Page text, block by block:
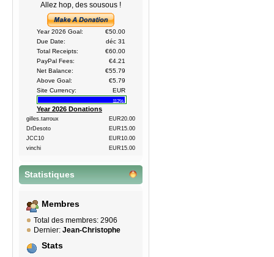
Allez hop, des sousous !
Year 2026 Goal:
€50.00
Due Date:
déc 31
Total Receipts:
€60.00
PayPal Fees:
€4.21
Net Balance:
€55.79
Above Goal:
€5.79
Site Currency:
EUR
112%
Year 2026 Donations
gilles.tarroux
EUR20.00
DrDesoto
EUR15.00
JCC10
EUR10.00
vinchi
EUR15.00
Statistiques
Membres
Total des membres: 2906
Dernier: Jean-Christophe
Stats